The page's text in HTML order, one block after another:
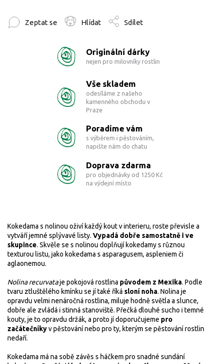
Zeptat se Hlídat Sdílet
Originální dárky
nejen pro milovníky rostlin
Vše skladem
odesíláme z našeho
kamenného obchodu v
Praze
Poradíme vám
s výběrem i pěstováním,
napište nám do chatu
Doprava zdarma
pro objednávky od 1250 Kč
na výdejní místo
Kokedama s nolinou oživí každý kout v interieru, roste převisle a
vytváří jemné splývavé listy. Vypadá dobře samostatně i ve
skupince. Skvěle se s nolinou doplňují kokedamy s různou
texturou listu, jako kokedama s asparagusem, aspleniem či
aglaonemou.
Nolina recurvataje pokojová rostlina původem z Mexika. Podle
tvaru ztluštělého kmínku se jí také říká sloní noha. Nolina je
opravdu velmi nenáročná rostlina, miluje hodně světla a slunce,
dobře ale zvládá i stinná stanoviště. Přečká dlouhé sucho i temné
kouty, je to opravdu držák, a proto jí doporučujeme pro
začátečníkyv pěstování nebo pro ty, kterým se pěstování rostlin
nedaří.
Kokedama má na sobě závěs s háčkem pro snadné sundání